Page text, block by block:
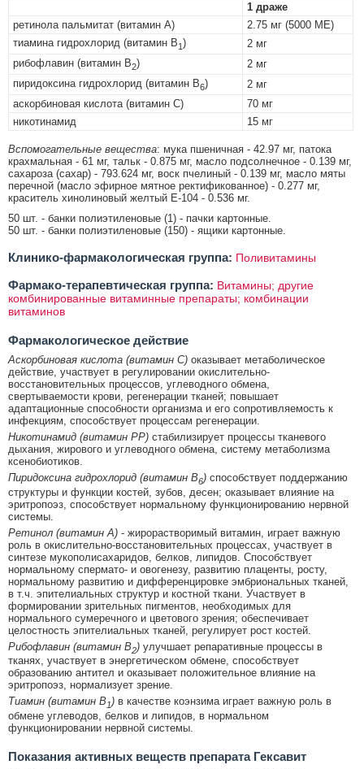
1 драже
ретинола пальмитат (витамин А)
2.75 мг (5000 МЕ)
тиамина гидрохлорид (витамин В1)
2 мг
рибофлавин (витамин В2)
2 мг
пиридоксина гидрохлорид (витамин В6)
2 мг
аскорбиновая кислота (витамин С)
70 мг
никотинамид
15 мг
Вспомогательные вещества: мука пшеничная - 42.97 мг, патока
крахмальная - 61 мг, тальк - 0.875 мг, масло подсолнечное - 0.139 мг,
сахароза (сахар) - 793.624 мг, воск пчелиный - 0.139 мг, масло мяты
перечной (масло эфирное мятное ректификованное) - 0.277 мг,
краситель хинолиновый желтый Е-104 - 0.536 мг.
50 шт. - банки полиэтиленовые (1) - пачки картонные.
50 шт. - банки полиэтиленовые (150) - ящики картонные.
Клинико-фармакологическая группа: Поливитамины
Фармако-терапевтическая группа: Витамины; другие
комбинированные витаминные препараты; комбинации
витаминов
Фармакологическое действие
Аскорбиновая кислота (витамин С) оказывает метаболическое
действие, участвует в регулировании окислительно-
восстановительных процессов, углеводного обмена,
свертываемости крови, регенерации тканей; повышает
адаптационные способности организма и его сопротивляемость к
инфекциям, способствует процессам регенерации.
Никотинамид (витамин РР) стабилизирует процессы тканевого
дыхания, жирового и углеводного обмена, систему метаболизма
ксенобиотиков.
Пиридоксина гидрохлорид (витамин В6) способствует поддержанию
структуры и функции костей, зубов, десен; оказывает влияние на
эритропоэз, способствует нормальному функционированию нервной
системы.
Ретинол (витамин А) - жирорастворимый витамин, играет важную
роль в окислительно-восстановительных процессах, участвует в
синтезе мукополисахаридов, белков, липидов. Способствует
нормальному спермато- и овогенезу, развитию плаценты, росту,
нормальному развитию и дифференцировке эмбриональных тканей,
в т.ч. эпителиальных структур и костной ткани. Участвует в
формировании зрительных пигментов, необходимых для
нормального сумеречного и цветового зрения; обеспечивает
целостность эпителиальных тканей, регулирует рост костей.
Рибофлавин (витамин В2) улучшает репаративные процессы в
тканях, участвует в энергетическом обмене, способствует
образованию антител и оказывает положительное влияние на
эритропоэз, нормализует зрение.
Тиамин (витамин B1) в качестве коэнзима играет важную роль в
обмене углеводов, белков и липидов, в нормальном
функционировании нервной системы.
Показания активных веществ препарата Гексавит